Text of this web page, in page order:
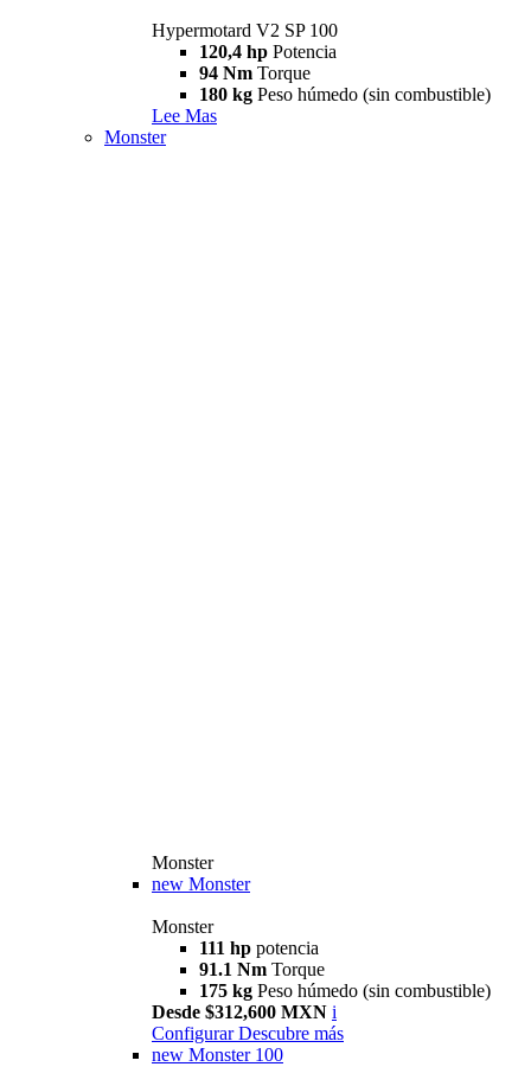
Hypermotard V2 SP 100
120,4 hp Potencia
94 Nm Torque
180 kg Peso húmedo (sin combustible)
Lee Mas
Monster
Monster
new Monster
Monster
111 hp potencia
91.1 Nm Torque
175 kg Peso húmedo (sin combustible)
Desde $312,600 MXN i
Configurar Descubre más
new Monster 100